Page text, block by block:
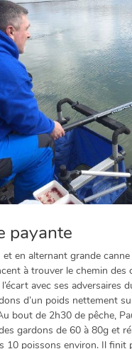
payante
en alternant grande canne
à trouver le chemin des
avec ses adversaires
d’un poids nettement
bout de 2h30 de pêche,
gardons de 60 à 80g et
10 poissons environ. Il finit